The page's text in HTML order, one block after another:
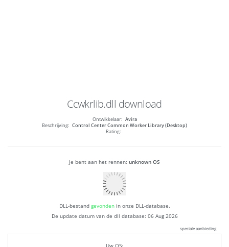
Ccwkrlib.dll download
Ontwikkelaar: Avira
Beschrijving: Control Center Common Worker Library (Desktop)
Rating:
Je bent aan het rennen: unknown OS
DLL-bestand gevondenin onze DLL-database.
De update datum van de dll database: 06 Aug 2026
speciale aanbieding
Uw OS: